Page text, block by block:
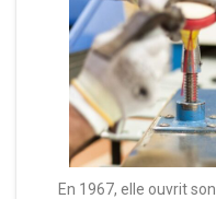
En 1967, elle ouvrit son